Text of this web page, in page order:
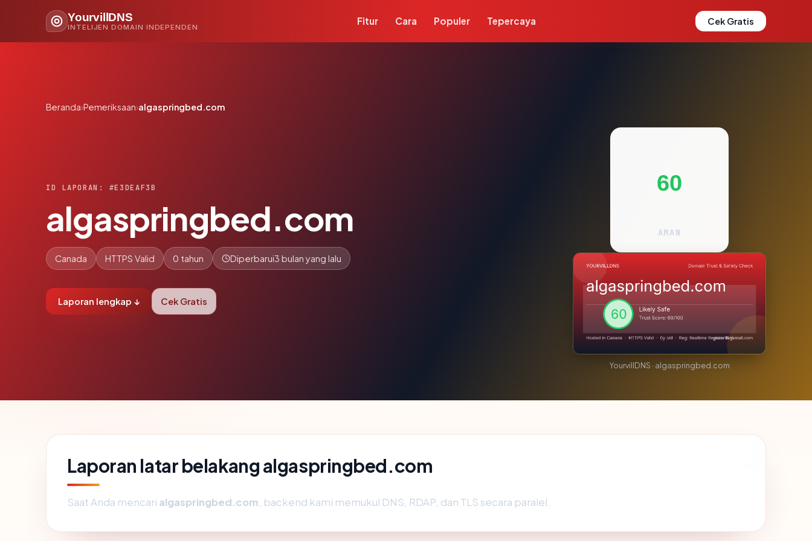
YourvillDNS
INTELIJEN DOMAIN INDEPENDEN
Fitur Cara Populer Tepercaya Cek Gratis
Beranda›Pemeriksaan›algaspringbed.com
ID LAPORAN: #E3DEAF3B
algaspringbed.com
Canada HTTPS Valid 0 tahun Diperbarui3 bulan yang lalu
Laporan lengkap ↓ Cek Gratis
60
AMAN
YourvillDNS · algaspringbed.com
Laporan latar belakang algaspringbed.com
Saat Anda mencari algaspringbed.com , backend kami memukul DNS, RDAP, dan TLS secara paralel.